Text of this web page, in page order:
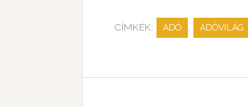
CÍMKÉK: ADÓ , ADÓVILÁG